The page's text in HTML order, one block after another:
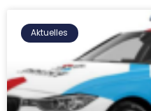
Aktuelles